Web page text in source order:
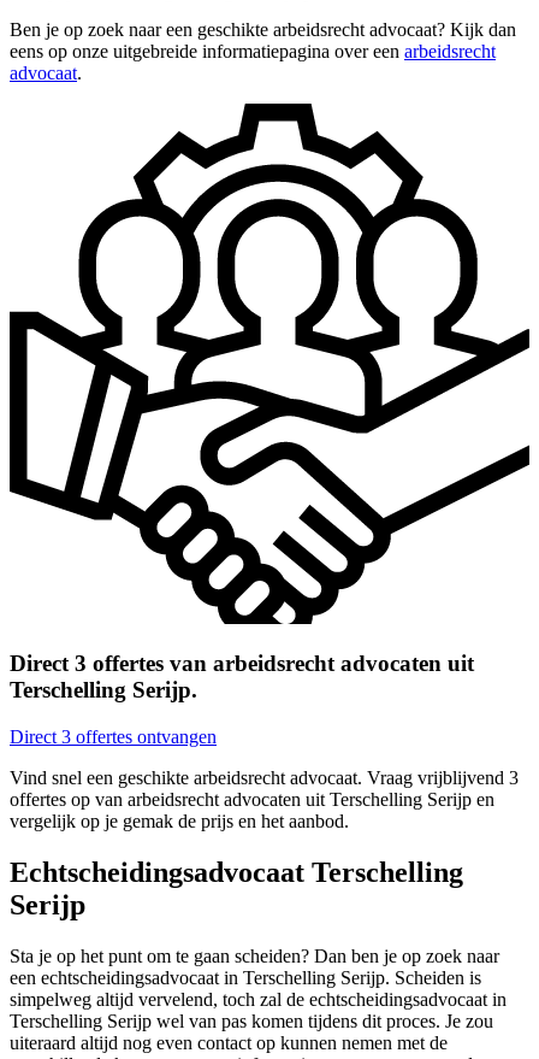
Ben je op zoek naar een geschikte arbeidsrecht advocaat? Kijk dan
eens op onze uitgebreide informatiepagina over een arbeidsrecht
advocaat.
Direct 3 offertes van arbeidsrecht advocaten uit
Terschelling Serijp.
Direct 3 offertes ontvangen
Vind snel een geschikte arbeidsrecht advocaat. Vraag vrijblijvend 3
offertes op van arbeidsrecht advocaten uit Terschelling Serijp en
vergelijk op je gemak de prijs en het aanbod.
Echtscheidingsadvocaat Terschelling
Serijp
Sta je op het punt om te gaan scheiden? Dan ben je op zoek naar
een echtscheidingsadvocaat in Terschelling Serijp. Scheiden is
simpelweg altijd vervelend, toch zal de echtscheidingsadvocaat in
Terschelling Serijp wel van pas komen tijdens dit proces. Je zou
uiteraard altijd nog even contact op kunnen nemen met de